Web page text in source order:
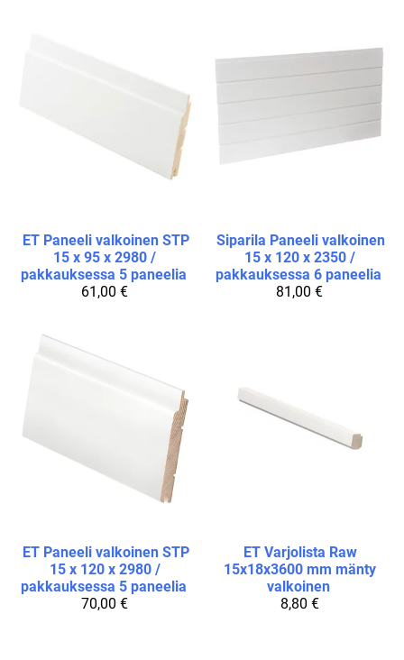
ET Paneeli valkoinen STP
15 x 95 x 2980 /
pakkauksessa 5 paneelia
61,00 €
Siparila Paneeli valkoinen
15 x 120 x 2350 /
pakkauksessa 6 paneelia
81,00 €
ET Paneeli valkoinen STP
15 x 120 x 2980 /
pakkauksessa 5 paneelia
70,00 €
ET Varjolista Raw
15x18x3600 mm mänty
valkoinen
8,80 €